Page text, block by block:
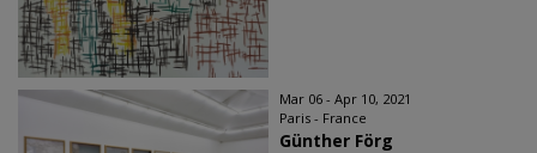
Mar 06 - Apr 10, 2021
Paris - France
Günther Förg